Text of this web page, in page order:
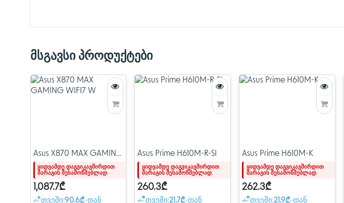
მსგავსი პროდუქტები
Asus X870 MAX GAMING
WIFI7 W
ყიდვამდე დაგვიკავშირდით
მარაგის შესამოწმებლად.
1,087.7₾
თვეში:90.6₾-დან
Asus Prime H610M-R-SI
ყიდვამდე დაგვიკავშირდით
მარაგის შესამოწმებლად.
260.3₾
თვეში:21.7₾-დან
Asus Prime H610M-K
ყიდვამდე დაგვიკავშირდით
მარაგის შესამოწმებლად.
262.3₾
თვეში:21.9₾-დან